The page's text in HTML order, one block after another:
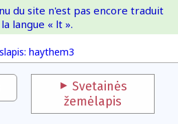
IOI
haythem3
du site n'est pas encore traduit
langue « lt ».
Svetainės
žemėlapis